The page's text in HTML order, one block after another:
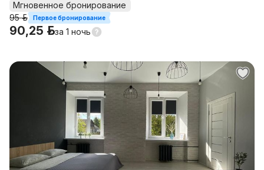
Мгновенное бронирование
95 р.
Первое бронирование
90,25 р.за 1 ночь